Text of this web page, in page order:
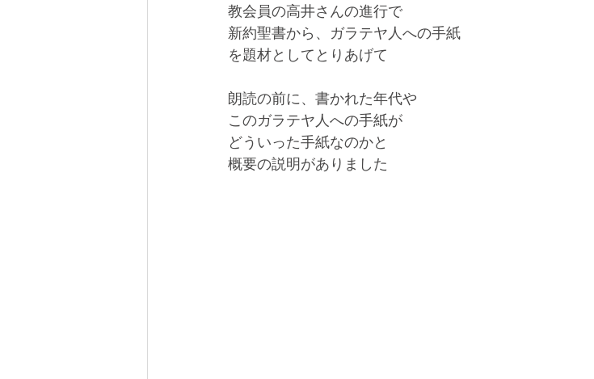
教会員の高井さんの進行で
新約聖書から、ガラテヤ人への手紙
を題材としてとりあげて
朗読の前に、書かれた年代や
このガラテヤ人への手紙が
どういった手紙なのかと
概要の説明がありました